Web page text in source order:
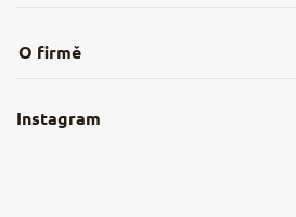
Obchodní podmínky
Nejčastější dotazy
Instagram
O firmě